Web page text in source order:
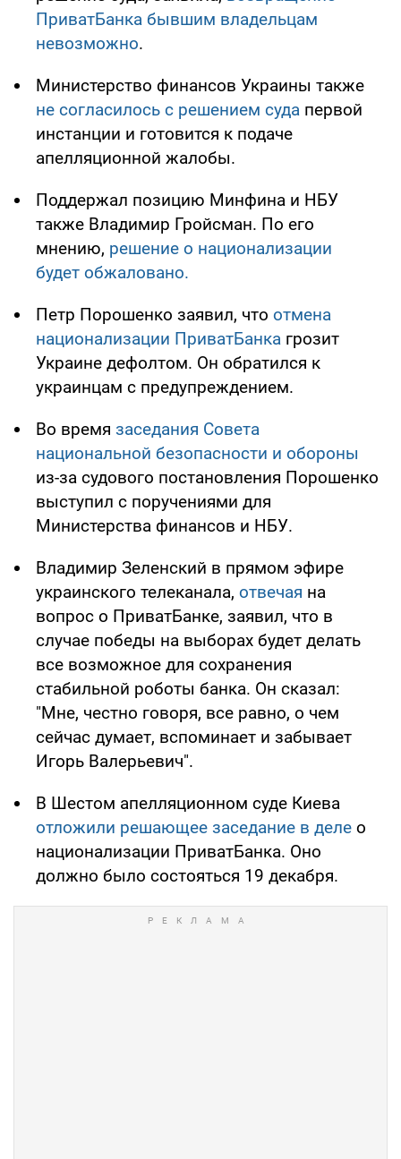
ПриватБанка бывшим владельцам
невозможно.
Министерство финансов Украины также
не согласилось с решением суда первой
инстанции и готовится к подаче
апелляционной жалобы.
Поддержал позицию Минфина и НБУ
также Владимир Гройсман. По его
мнению, решение о национализации
будет обжаловано.
Петр Порошенко заявил, что отмена
национализации ПриватБанка грозит
Украине дефолтом. Он обратился к
украинцам с предупреждением.
Во время заседания Совета
национальной безопасности и обороны
из-за судового постановления Порошенко
выступил с поручениями для
Министерства финансов и НБУ.
Владимир Зеленский в прямом эфире
украинского телеканала, отвечая на
вопрос о ПриватБанке, заявил, что в
случае победы на выборах будет делать
все возможное для сохранения
стабильной роботы банка. Он сказал:
"Мне, честно говоря, все равно, о чем
сейчас думает, вспоминает и забывает
Игорь Валерьевич".
В Шестом апелляционном суде Киева
отложили решающее заседание в деле о
национализации ПриватБанка. Оно
должно было состояться 19 декабря.